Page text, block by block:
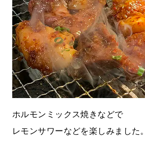
ホルモンミックス焼きなどで
レモンサワーなどを楽しみました。